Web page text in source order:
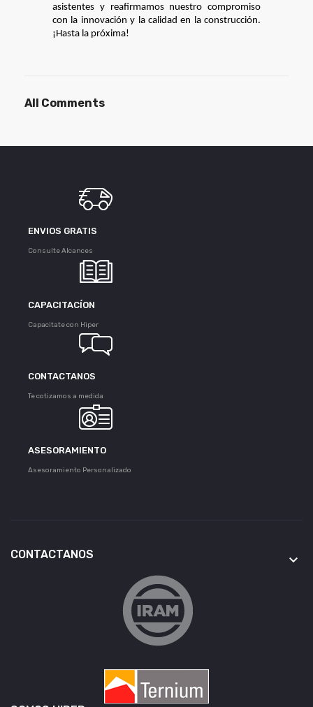
asistentes y reafirmamos nuestro compromiso
con la innovación y la calidad en la construcción.
¡Hasta la próxima!
All Comments
ENVIOS GRATIS
Consulte Alcances
CAPACITACÍON
Capacitate con Hiper
CONTACTANOS
Te cotizamos a medida
ASESORAMIENTO
Asesoramiento Personalizado
CONTACTANOS keyboard_arrow_down